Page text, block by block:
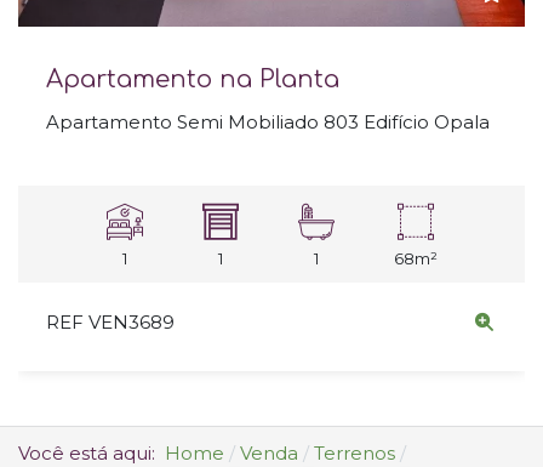
Apartamento na Planta
Apartamento Semi Mobiliado 803 Edifício Opala
1 1 1 68m²
REF VEN3689
Você está aqui: Home Venda
Terrenos